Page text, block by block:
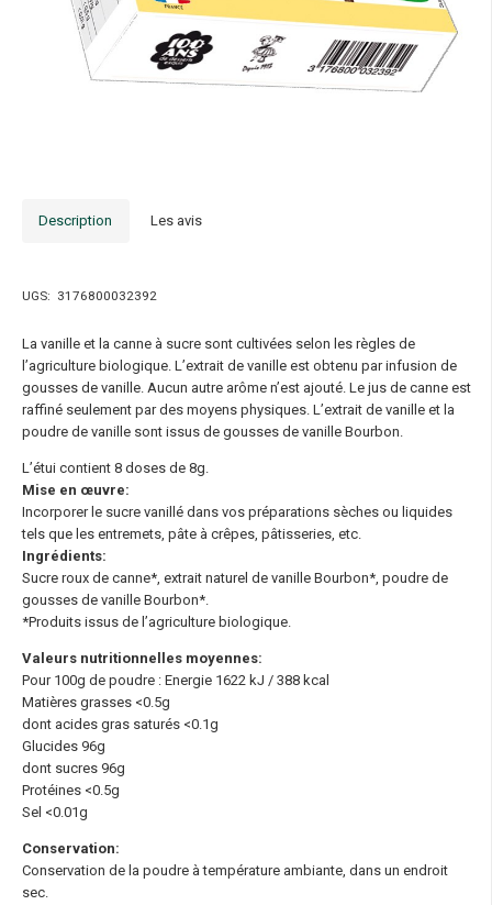
Description Les avis
UGS: 3176800032392
La vanille et la canne à sucre sont cultivées selon les règles de
l’agriculture biologique. L’extrait de vanille est obtenu par infusion de
gousses de vanille. Aucun autre arôme n’est ajouté. Le jus de canne est
raffiné seulement par des moyens physiques. L’extrait de vanille et la
poudre de vanille sont issus de gousses de vanille Bourbon.
L’étui contient 8 doses de 8g.
Mise en œuvre:
Incorporer le sucre vanillé dans vos préparations sèches ou liquides
tels que les entremets, pâte à crêpes, pâtisseries, etc.
Ingrédients:
Sucre roux de canne*, extrait naturel de vanille Bourbon*, poudre de
gousses de vanille Bourbon*.
*Produits issus de l’agriculture biologique.
Valeurs nutritionnelles moyennes:
Pour 100g de poudre : Energie 1622 kJ / 388 kcal
Matières grasses <0.5g
dont acides gras saturés <0.1g
Glucides 96g
dont sucres 96g
Protéines <0.5g
Sel <0.01g
Conservation:
Conservation de la poudre à température ambiante, dans un endroit
sec.